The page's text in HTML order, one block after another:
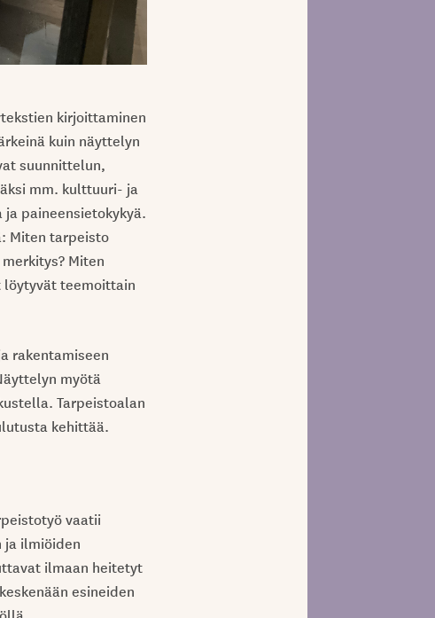
kirjoittaminen
kuin näyttelyn
suunnittelun,
mm. kulttuuri- ja
paineensietokykyä.
Miten tarpeisto
Miten
löytyvät teemoittain
rakentamiseen
myötä
Tarpeistoalan
kehittää.
vaatii
ja ilmiöiden
ilmaan heitetyt
esineiden